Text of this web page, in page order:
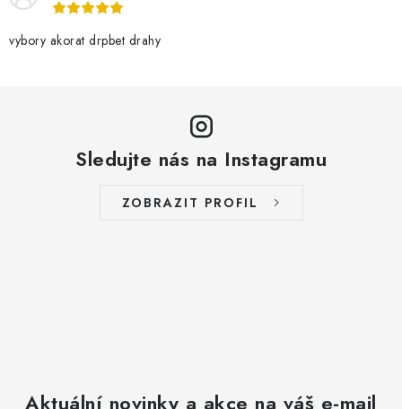
vybory akorat drpbet drahy
Sledujte nás na Instagramu
ZOBRAZIT PROFIL
Aktuální novinky a akce na váš e-mail